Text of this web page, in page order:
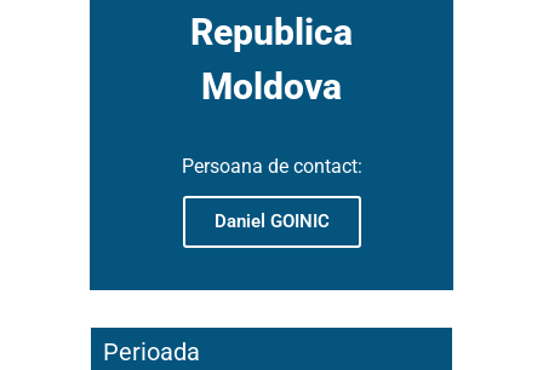
Republica
Moldova
Persoana de contact:
Daniel GOINIC
Perioada